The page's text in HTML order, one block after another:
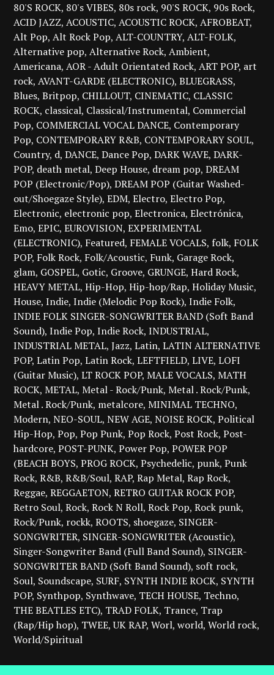
80'S ROCK 80's VIBES 80s rock 90'S ROCK 90s Rock
ACID JAZZ ACOUSTIC ACOUSTIC ROCK AFROBEAT
Alt Pop Alt Rock Pop ALT-COUNTRY ALT-FOLK
Alternative pop Alternative Rock Ambient
Americana AOR - Adult Orientated Rock ART POP art
rock AVANT-GARDE (ELECTRONIC) BLUEGRASS
Blues Britpop CHILLOUT CINEMATIC CLASSIC
ROCK classical Classical/Instrumental Commercial
Pop COMMERCIAL VOCAL DANCE Contemporary
Pop CONTEMPORARY R&B CONTEMPORARY SOUL
Country d DANCE Dance Pop DARK WAVE DARK-
POP death metal Deep House dream pop DREAM
POP (Electronic/Pop) DREAM POP (Guitar Washed-
out/Shoegaze Style) EDM Electro Electro Pop
Electronic electronic pop Electronica Electrónica
Emo EPIC EUROVISION EXPERIMENTAL
(ELECTRONIC) Featured FEMALE VOCALS folk FOLK
POP Folk Rock Folk/Acoustic Funk Garage Rock
glam GOSPEL Gotic Groove GRUNGE Hard Rock
HEAVY METAL Hip-Hop Hip-hop/Rap Holiday Music
House Indie Indie (Melodic Pop Rock) Indie Folk
INDIE FOLK SINGER-SONGWRITER BAND (Soft Band
Sound) Indie Pop Indie Rock INDUSTRIAL
INDUSTRIAL METAL Jazz Latin LATIN ALTERNATIVE
POP Latin Pop Latin Rock LEFTFIELD LIVE LOFI
(Guitar Music) LT ROCK POP MALE VOCALS MATH
ROCK METAL Metal - Rock/Punk Metal . Rock/Punk
Metal . Rock/Punk metalcore MINIMAL TECHNO
Modern NEO-SOUL NEW AGE NOISE ROCK Political
Hip-Hop Pop Pop Punk Pop Rock Post Rock Post-
hardcore POST-PUNK Power Pop POWER POP
(BEACH BOYS PROG ROCK Psychedelic punk Punk
Rock R&B R&B/Soul RAP Rap Metal Rap Rock
Reggae REGGAETON RETRO GUITAR ROCK POP
Retro Soul Rock Rock N Roll Rock Pop Rock punk
Rock/Punk rockk ROOTS shoegaze SINGER-
SONGWRITER SINGER-SONGWRITER (Acoustic)
Singer-Songwriter Band (Full Band Sound) SINGER-
SONGWRITER BAND (Soft Band Sound) soft rock
Soul Soundscape SURF SYNTH INDIE ROCK SYNTH
POP Synthpop Synthwave TECH HOUSE Techno
THE BEATLES ETC) TRAD FOLK Trance Trap
(Rap/Hip hop) TWEE UK RAP Worl world World rock
World/Spiritual